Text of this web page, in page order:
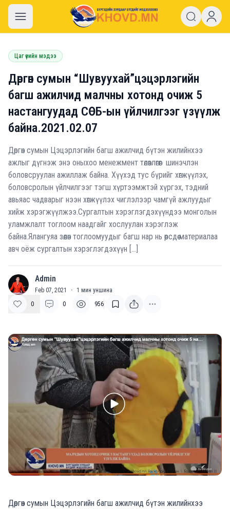
khovd.mn
Цаг үеийн мэдээ
Дөргөн сумын “Шувуухай”цэцэрлэгийн
багш ажилчид малчны хотонд очиж 5
настангуудад СӨБ-ын үйлчилгээг үзүүлж
байна.2021.02.07
Дөргөн сумын Цэцэрлэгийн багш ажилчид бүтэн жилийнхээ
ажлыг дүгнэж энэ оныхоо менежмент төлөвлөгөөг шинэчлэн
боловсруулан ажиллаж байна. Хүүхэд тус бүрийг хөгжүүлэх,
боловсролын үйлчилгээг тэгш хүртээмжтэй хүргэх, тэдний
авьяас чадварыг нээн хөгжүүлэх чиглэлээр чамгүй ажлуудыг
хийж хэрэгжүүлжээ.Сургалтын хэрэглэгдэхүүндээ монголын
уламжлалт тоглоом наадгайг хослуулан хэрэглэж
байна.Ялангуяа зөөлөн тоглоомуудыг багш нар нь өөрсдөө материалаа
авч оёж сургалтын хэрэглэгдэхүүн […]
A Admin
Feb 07, 2021 · 1 мин уншина
0
0 956
Дөргөн сумын Цэцэрлэгийн багш ажилчид бүтэн жилийнхээ